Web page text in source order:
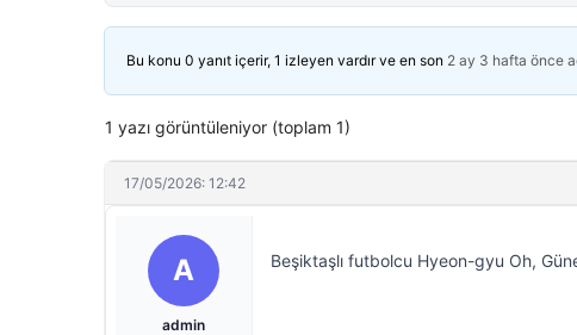
Bu konu 0 yanıt içerir, 1 izleyen vardır ve en son 2 ay 3 hafta önce
1 yazı görüntüleniyor (toplam 1)
17/05/2026: 12:42
A
admin
Beşiktaşlı futbolcu Hyeon-gyu Oh,